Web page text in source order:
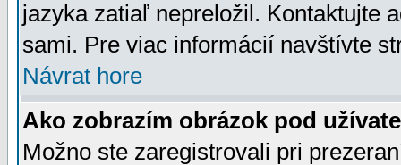
jazyka zatiaľ nepreložil. Kontaktujte
sami. Pre viac informácií navštívte
Návrat hore
Ako zobrazím obrázok pod
Možno ste zaregistrovali pri